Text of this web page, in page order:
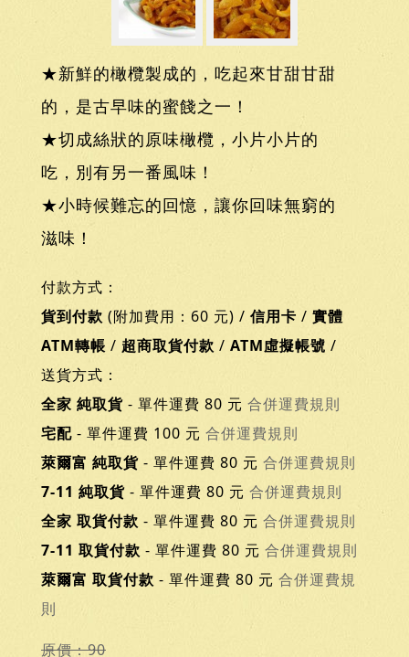
★新鮮的橄欖製成的，吃起來甘甜甘甜
的，是古早味的蜜餞之一！
★切成絲狀的原味橄欖，小片小片的
吃，別有另一番風味！
★小時候難忘的回憶，讓你回味無窮的
滋味！
付款方式：
貨到付款 (附加費用：60 元) / 信用卡 / 實體
ATM轉帳 / 超商取貨付款 / ATM虛擬帳號 /
送貨方式：
全家 純取貨 - 單件運費 80 元 合併運費規則
宅配 - 單件運費 100 元 合併運費規則
萊爾富 純取貨 - 單件運費 80 元 合併運費規則
7-11 純取貨 - 單件運費 80 元 合併運費規則
全家 取貨付款 - 單件運費 80 元 合併運費規則
7-11 取貨付款 - 單件運費 80 元 合併運費規則
萊爾富 取貨付款 - 單件運費 80 元 合併運費規
則
原價：90